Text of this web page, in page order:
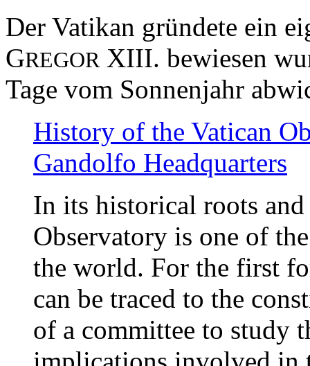
Der Vatikan gründete ein
GREGOR XIII. bewiesen
Tage vom Sonnenjahr
History of the Vatican
Gandolfo Headquarters
In its historical roots
Observatory is one of
the world. For the first
can be traced to the
of a committee to study